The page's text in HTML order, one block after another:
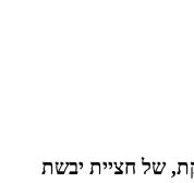
של חציית יבשת